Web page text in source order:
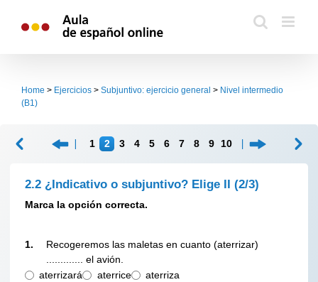
Home > Ejercicios > Subjuntivo: ejercicio general > Nivel intermedio
(B1)
1 2 3 4 5 6 7 8 9 10
2.2 ¿Indicativo o subjuntivo? Elige II (2/3)
Marca la opción correcta.
1.
Recogeremos las maletas en cuanto (aterrizar)
............. el avión.
aterrizará
aterrice aterriza